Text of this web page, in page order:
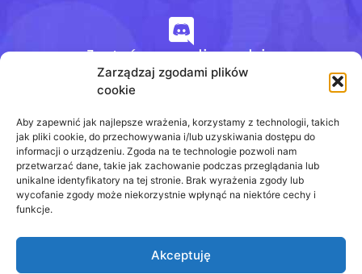
Zarządzaj zgodami plików
cookie
Aby zapewnić jak najlepsze wrażenia, korzystamy z technologii, takich
jak pliki cookie, do przechowywania i/lub uzyskiwania dostępu do
informacji o urządzeniu. Zgoda na te technologie pozwoli nam
przetwarzać dane, takie jak zachowanie podczas przeglądania lub
unikalne identyfikatory na tej stronie. Brak wyrażenia zgody lub
wycofanie zgody może niekorzystnie wpłynąć na niektóre cechy i
funkcje.
Akceptuję
Jesteśmy na discordzie
+48 728 484 484
biuro@odpowiedzinasprawdziany.pl
Prawa Autorskie © 2020 - 2026
odpowiedzinasprawdziany.pl wszelkie prawa